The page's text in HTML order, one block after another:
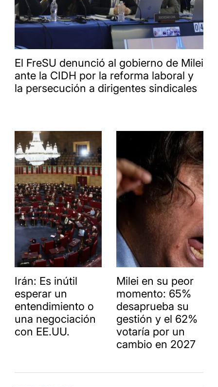
El FreSU denunció al gobierno de Milei
ante la CIDH por la reforma laboral y
la persecución a dirigentes sindicales
Irán: Es inútil
esperar un
entendimiento o
una negociación
con EE.UU.
Milei en su peor
momento: 65%
desaprueba su
gestión y el 62%
votaría por un
cambio en 2027